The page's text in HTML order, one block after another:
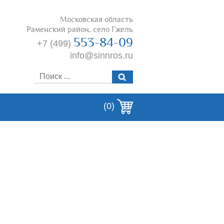
Московская область
Раменский район, село Гжель
+7 (499) 553-84-09
info@sinnros.ru
(0)